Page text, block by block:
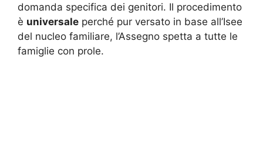
domanda specifica dei genitori. Il procedimento
è universale perché pur versato in base all’Isee
del nucleo familiare, l’Assegno spetta a tutte le
famiglie con prole.